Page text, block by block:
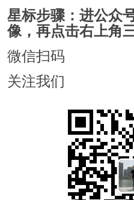
星标步骤：进公众
像，再点击右上角
微信扫码
关注我们